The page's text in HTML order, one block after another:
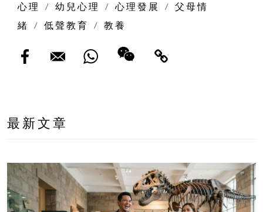
心理
/ 幼兒心理 / 心理發展 /
父母情
緒
/ 低聲教育 / 教養
最新文章